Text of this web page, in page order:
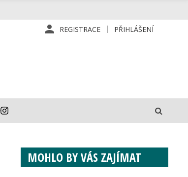
REGISTRACE PŘIHLÁŠENÍ
MOHLO BY VÁS ZAJÍMAT